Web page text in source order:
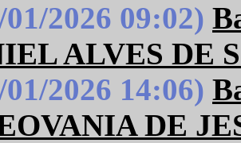
2026 09:02)
ALVES DE
2026 14:06)
DE